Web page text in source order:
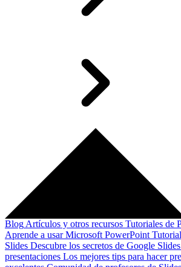
Blog Artículos y otros recursos Tutoriales de
Aprende a usar Microsoft PowerPoint
Slides Descubre los secretos de Google Slides
presentaciones Los mejores tips para hacer